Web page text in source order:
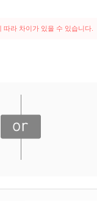
라 차이가 있을 수 있습니다.